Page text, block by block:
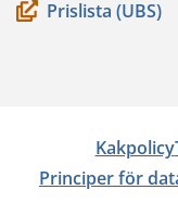
Prislista (UBS)
Kakpolicy
Principer för